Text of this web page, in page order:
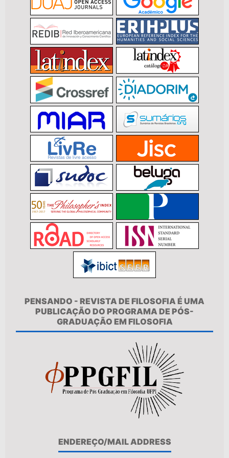
PENSANDO - REVISTA DE FILOSOFIA É UMA
PUBLICAÇÃO DO PROGRAMA DE PÓS-
GRADUAÇÃO EM FILOSOFIA
ENDEREÇO/MAIL ADDRESS